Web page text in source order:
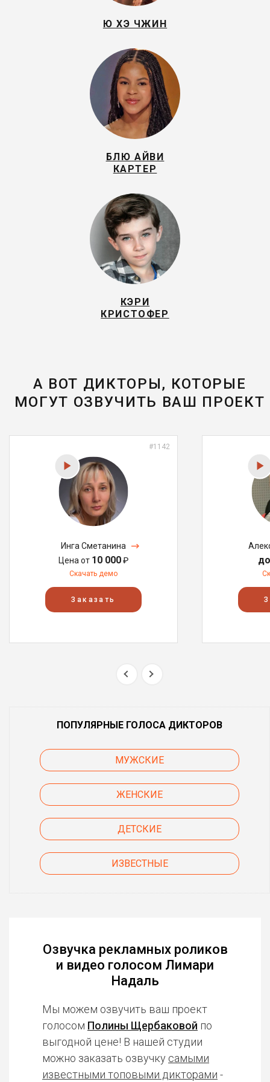
Ю ХЭ ЧЖИН
БЛЮ АЙВИ
КАРТЕР
КЭРИ
КРИСТОФЕР
А ВОТ ДИКТОРЫ, КОТОРЫЕ
МОГУТ ОЗВУЧИТЬ ВАШ ПРОЕКТ
#1142
Инга Сметанина
Цена от 10 000₽
Скачать демо
Заказать
ПОПУЛЯРНЫЕ ГОЛОСА ДИКТОРОВ
МУЖСКИЕ
ЖЕНСКИЕ
ДЕТСКИЕ
ИЗВЕСТНЫЕ
Озвучка рекламных роликов
и видео голосом Лимари
Надаль
Мы можем озвучить ваш проект
голосом Полины Щербаковой по
выгодной цене! В нашей студии
можно заказать озвучку самыми
известными топовыми дикторами -